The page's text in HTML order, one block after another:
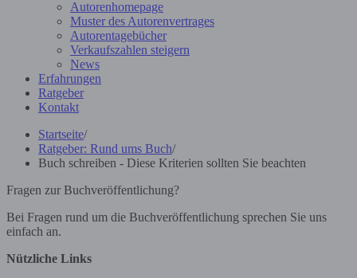
Autorenhomepage
Muster des Autorenvertrages
Autorentagebücher
Verkaufszahlen steigern
News
Erfahrungen
Ratgeber
Kontakt
Startseite/
Ratgeber: Rund ums Buch/
Buch schreiben - Diese Kriterien sollten Sie beachten
Fragen zur Buchveröffentlichung?
Bei Fragen rund um die Buchveröffentlichung sprechen Sie uns
einfach an.
Nützliche Links